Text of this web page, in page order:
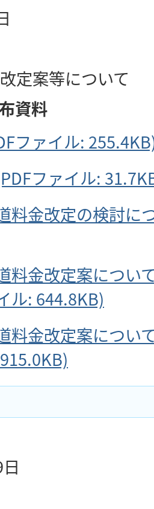
定案等について
資料
ファイル:
ファイル:
料金改定の検討に
料金改定案につい
ル: 644.8KB)
料金改定案につい